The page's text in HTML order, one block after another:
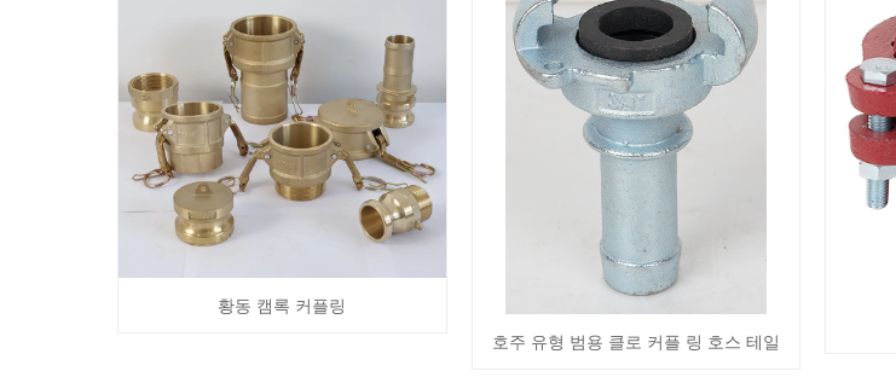
황동 캠록 커플링
호주 유형 범용 클로 커플 링 호스 테일